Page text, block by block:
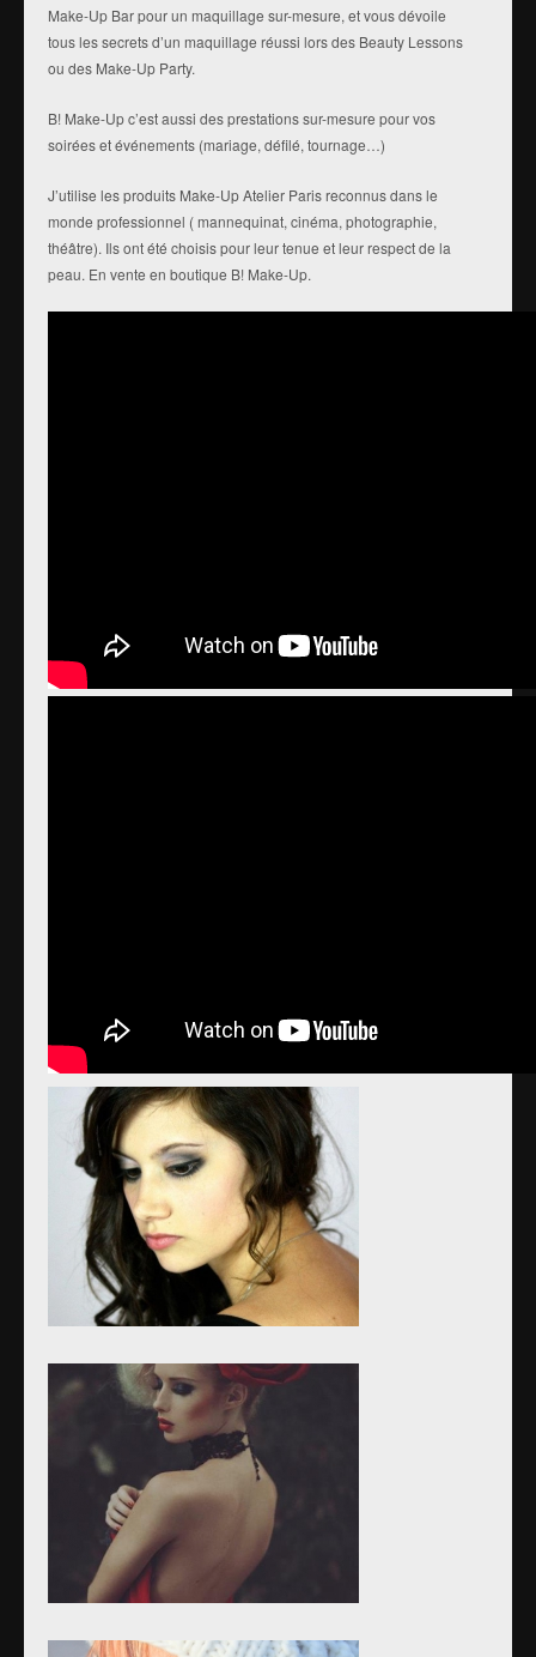
Make-Up Bar pour un maquillage sur-mesure, et vous dévoile
tous les secrets d’un maquillage réussi lors des Beauty Lessons
ou des Make-Up Party.
B! Make-Up c’est aussi des prestations sur-mesure pour vos
soirées et événements (mariage, défilé, tournage…)
J’utilise les produits Make-Up Atelier Paris reconnus dans le
monde professionnel ( mannequinat, cinéma, photographie,
théâtre). Ils ont été choisis pour leur tenue et leur respect de la
peau. En vente en boutique B! Make-Up.